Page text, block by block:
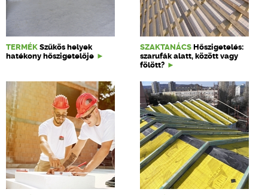
TERMÉK Szűkös helyek
hatékony hőszigetelője
SZAKTANÁCS Hőszigetelés:
szarufák alatt, között vagy
fölött?